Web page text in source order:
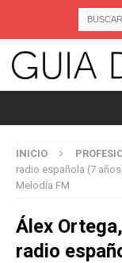
INICIO
radio española (7
Melodía FM
Álex
radio